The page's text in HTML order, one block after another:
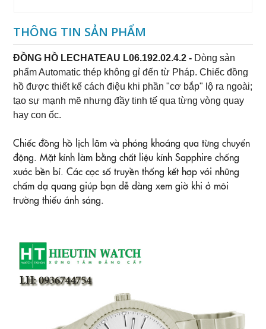
THÔNG TIN SẢN PHẨM
ĐỒNG HỒ LECHATEAU L06.192.02.4.2 - Dòng sản
phẩm Automatic thép không gỉ đến từ Pháp. Chiếc đồng
hồ được thiết kế cách điệu khi phần "cơ bắp" lộ ra ngoài;
tạo sự mạnh mẽ nhưng đầy tinh tế qua từng vòng quay
hay con ốc.
Chiếc đồng hồ lịch lãm và phóng khoáng qua từng chuyển
động. Mặt kính làm bằng chất liệu kính Sapphire chống
xước bền bỉ. Các cọc số truyền thống kết hợp với những
chấm dạ quang giúp bạn dễ dàng xem giờ khi ở môi
trường thiếu ánh sáng.